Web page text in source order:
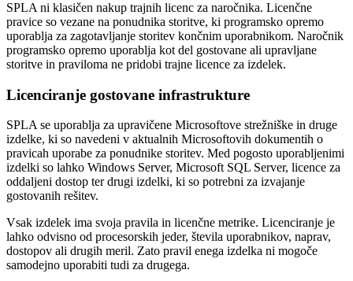
SPLA ni klasičen nakup trajnih licenc za naročnika. Licenčne
pravice so vezane na ponudnika storitve, ki programsko opremo
uporablja za zagotavljanje storitev končnim uporabnikom. Naročnik
programsko opremo uporablja kot del gostovane ali upravljane
storitve in praviloma ne pridobi trajne licence za izdelek.
Licenciranje gostovane infrastrukture
SPLA se uporablja za upravičene Microsoftove strežniške in druge
izdelke, ki so navedeni v aktualnih Microsoftovih dokumentih o
pravicah uporabe za ponudnike storitev. Med pogosto uporabljenimi
izdelki so lahko Windows Server, Microsoft SQL Server, licence za
oddaljeni dostop ter drugi izdelki, ki so potrebni za izvajanje
gostovanih rešitev.
Vsak izdelek ima svoja pravila in licenčne metrike. Licenciranje je
lahko odvisno od procesorskih jeder, števila uporabnikov, naprav,
dostopov ali drugih meril. Zato pravil enega izdelka ni mogoče
samodejno uporabiti tudi za drugega.